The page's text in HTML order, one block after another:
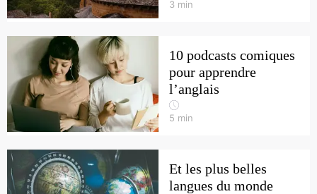
3 min
10 podcasts comiques
pour apprendre
l’anglais
5 min
Et les plus belles
langues du monde